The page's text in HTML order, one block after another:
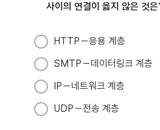
사이의 연결이 옳지 않은 것
HTTP－응용 계층
SMTP－데이터링크 계층
IP－네트워크 계층
UDP－전송 계층